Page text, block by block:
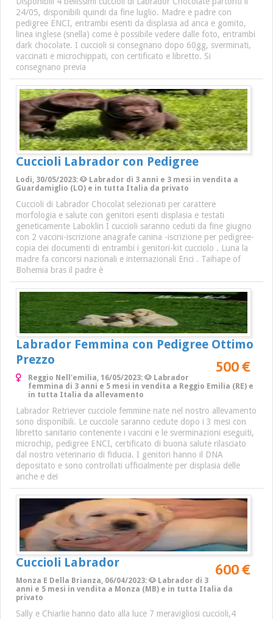
24/05, disponibili quindi da fine luglio. Madre e padre con
pedigree ENCI, entrambi esenti da displasia ad anca e gomito,
linea inglese (snella) come è possibile vedere dalle foto, entrambi
dark chocolate. I cuccioli si consegnano dopo 60gg, sverminati,
vaccinati e microchippati, con certificato e libretto. Si
consegnano previa
Cuccioli Labrador con Pedigree
Lodi, 30/05/2023: 🐶 Labrador di 3 anni e 3 mesi in vendita a
Guardamiglio (LO) e in tutta Italia da privato
Cuccioli di Labrador Chocolat selezionati per carattere
morfologia e salute con genitori esenti displasia e testati
geneticamente Laboklin I cuccioli saranno ceduti da fine giugno
con 2 vaccini-iscrizione anagrafe canina -iscrizione per pedigree-
copia dei documenti di entrambi i genitori-kit cucciolo . Luna la
madre fa concorsi nazionali e internazionali Enci . Taihape of
Bohemia bras il padre è
Labrador Femmina con Pedigree Ottimo
Prezzo
500 €
Reggio Nell'emilia, 16/05/2023: 🐶 Labrador
femmina di 3 anni e 5 mesi in vendita a Reggio Emilia (RE) e
in tutta Italia da allevamento
Labrador Retriever cucciole femmine nate nel nostro allevamento
sono disponibili. Le cucciole saranno cedute dopo i 3 mesi con
libretto sanitario contenente i vaccini e le sverminazioni eseguiti,
microchip, pedigree ENCI, certificato di buona salute rilasciato
dal nostro veterinario di fiducia. I genitori hanno il DNA
depositato e sono controllati ufficialmente per displasia delle
anche e dei
Cuccioli Labrador 600 €
Monza E Della Brianza, 06/04/2023: 🐶 Labrador di 3
anni e 5 mesi in vendita a Monza (MB) e in tutta Italia da
privato
Sally e Chiarlie hanno dato alla luce 7 meravigliosi cuccioli,4